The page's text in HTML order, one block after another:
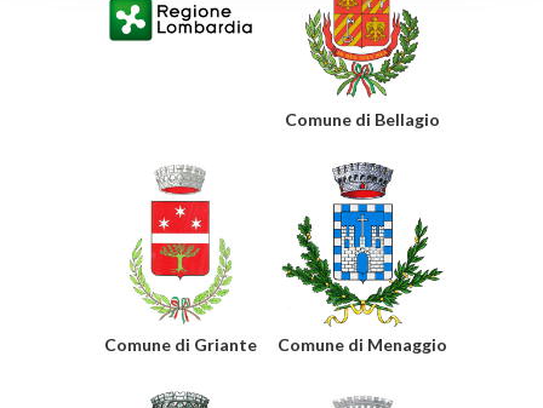
Comune di Bellagio
Comune di Griante Comune di Menaggio